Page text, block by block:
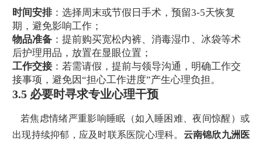
时间安排：选择周末或节假日手术，预留3-5天恢复
期，避免影响工作；
物品准备 ：提前购买宽松内裤、消毒湿巾、冰袋等术
后护理用品，放置在显眼位置；
工作交接 ：若需请假，提前与领导沟通，明确工作交
接事项，避免因“担心工作进度”产生心理负担。
3.5 必要时寻求专业心理干预
若焦虑情绪严重影响睡眠（如入睡困难、夜间惊醒）或
出现持续抑郁，应及时联系医院心理科。 云南锦欣九洲医